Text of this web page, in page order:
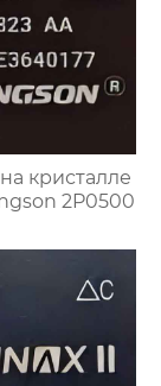
кристалле
2P0500